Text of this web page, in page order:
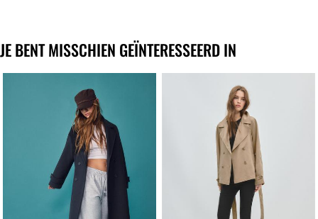
JE BENT MISSCHIEN GEÏNTERESSEERD IN